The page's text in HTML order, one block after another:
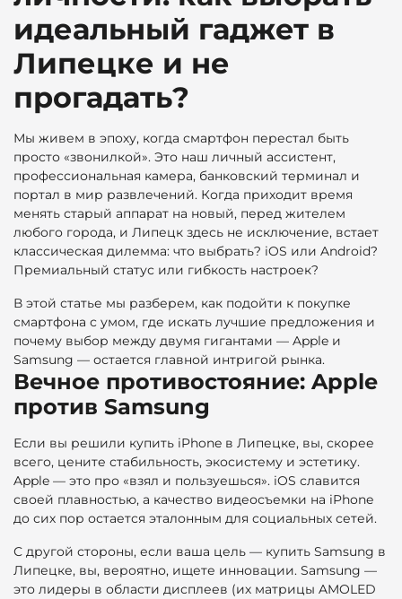
идеальный гаджет в
Липецке и не
прогадать?
Мы живем в эпоху, когда смартфон перестал быть
просто «звонилкой». Это наш личный ассистент,
профессиональная камера, банковский терминал и
портал в мир развлечений. Когда приходит время
менять старый аппарат на новый, перед жителем
любого города, и Липецк здесь не исключение, встает
классическая дилемма: что выбрать? iOS или Android?
Премиальный статус или гибкость настроек?
В этой статье мы разберем, как подойти к покупке
смартфона с умом, где искать лучшие предложения и
почему выбор между двумя гигантами — Apple и
Samsung — остается главной интригой рынка.
Вечное противостояние: Apple
против Samsung
Если вы решили купить iPhone в Липецке, вы, скорее
всего, цените стабильность, экосистему и эстетику.
Apple — это про «взял и пользуешься». iOS славится
своей плавностью, а качество видеосъемки на iPhone
до сих пор остается эталонным для социальных сетей.
С другой стороны, если ваша цель — купить Samsung в
Липецке, вы, вероятно, ищете инновации. Samsung —
это лидеры в области дисплеев (их матрицы AMOLED